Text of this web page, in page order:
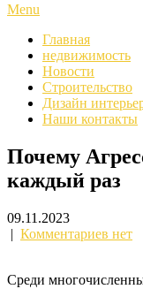
Menu
Главная
недвижимость
Новости
Строительство
Дизайн
Наши контакты
Почему
каждый раз
09.11.2023
| Комментариев нет
Среди